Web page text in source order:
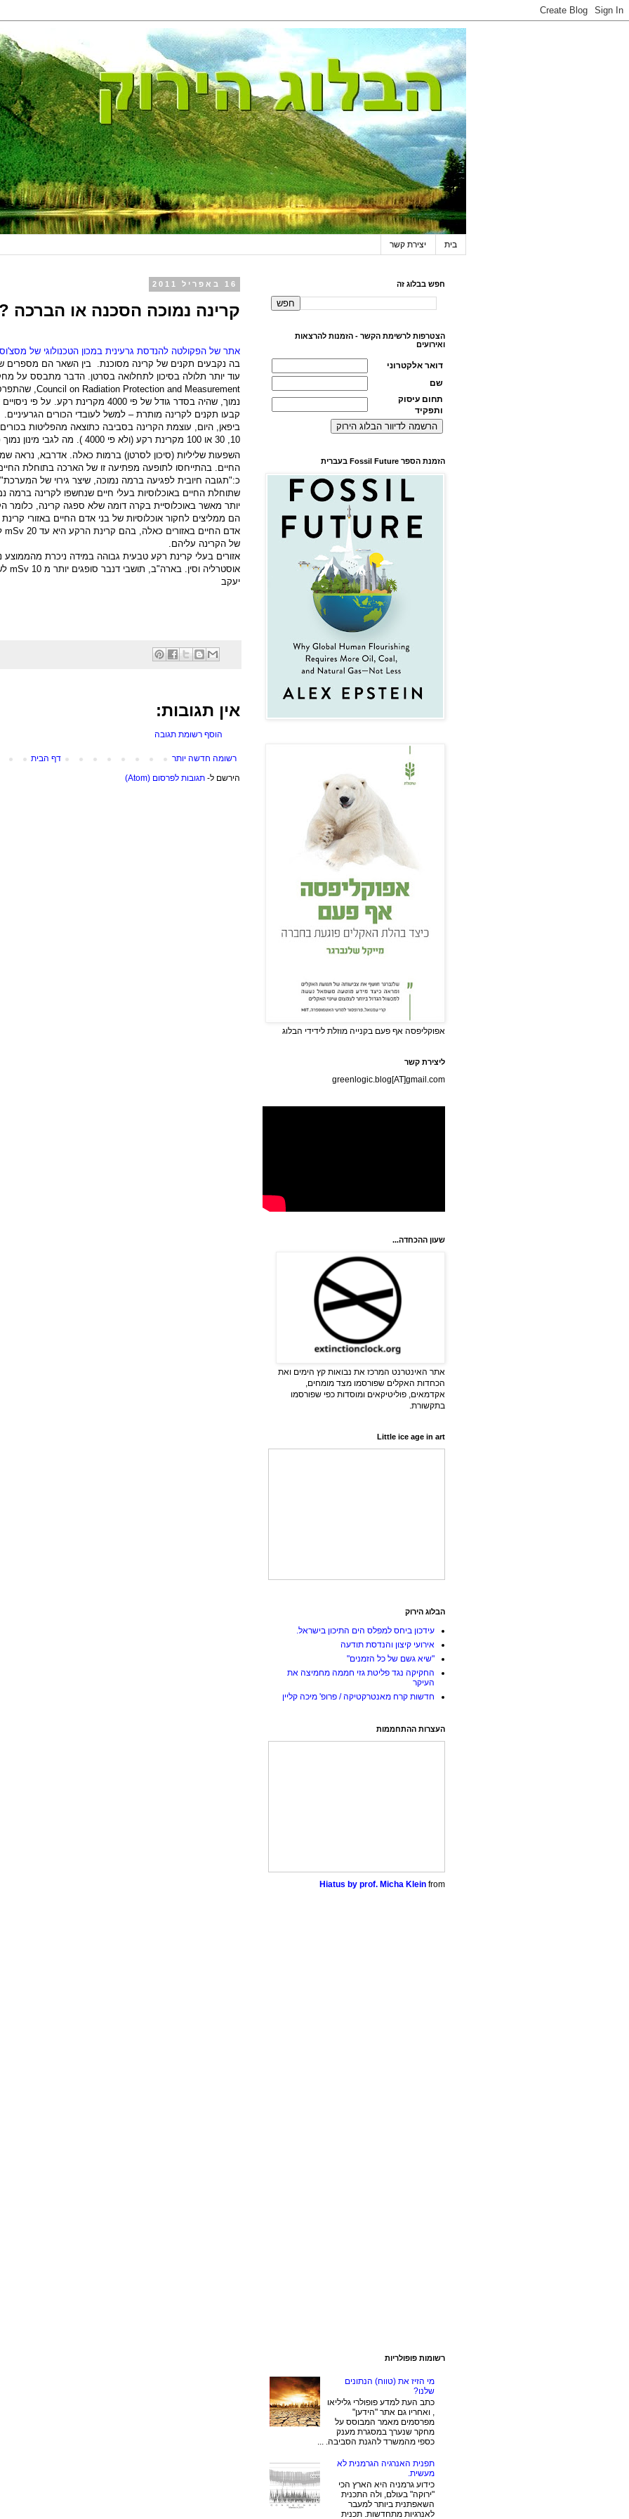
בית יצירת קשר
16 באפריל 2011
קרינה נמוכה הסכנה או הברכה ?
אתר של הפקולטה להנדסת גרעינית במכון הטכנולוגי של
בה נקבעים תקנים של קרינה מסוכנת.
בין השאר הם מספרים
עוד יותר תלולה בסיכון לתחלואה בסרטן. הדבר מתבסס על
Council on Radiation Protection and Measurement
נמוך, שהיה בסדר גודל של פי 4000
קבעו תקנים לקרינה מותרת – למשל לעובדי הכורים הגרעיניים.
ביפאן, היום, עוצמת הקרינה בסביבה כתוצאה מהפליטות
10, 30 או 100 מקרינת רקע (ולא פי 4000 ). מה לגבי מינון נמוך כזה ? ה
השפעות שליליות (סיכון לסרטן) ברמות כאלה. אדרבא, נראה
החיים. בהתייחסו לתופעה מפתיעה זו של הארכה בתוחלת
כ:"תגובה חיובית לפגיעה ברמה נמוכה, שיצר גירוי של
שתוחלת החיים באוכלוסיות בעלי חיים שנחשפו לקרינה ברמה
יותר מאשר באוכלוסיית בקרה דומה שלא ספגה קרינה, כלומר
הם ממליצים לחקור אוכלוסיות של בני אדם החיים באזורי
אדם החיים באזורים כאלה, בהם קרינת הרקע היא עד 20
mSv
של הקרינה עליהם.
אזורים בעלי קרינת רקע טבעית גבוהה במידה ניכרת מהממוצע
אוסטרליה וסין. בארה"ב, תושבי דנבר סופגים יותר מ 10
mSv
יעקב
אין תגובות:
הוסף רשומת תגובה
רשומה חדשה יותר
דף הבית
הירשם ל- תגובות לפרסום (Atom)
חפש בבלוג זה
הצטרפות לרשימת הקשר - הזמנות להרצאות
ואירועים
דואר אלקטרוני
שם
תחום עיסוק
ותפקיד
הזמנת הספר Fossil Future בעברית
אפוקליפסה אף פעם בקנייה מוזלת לידידי הבלוג
ליצירת קשר
greenlogic.blog[AT]gmail.com
שעון ההכחדה...
אתר האינטרנט המרכז את נבואות קץ הימים ואת
הכחדות האקלים שפורסמו מצד מומחים,
אקדמאים, פוליטיקאים ומוסדות כפי שפורסמו
בתקשורת.
Little ice age in art
הבלוג הירוק
עידכון ביחס למפלס הים התיכון בישראל.
אירועי קיצון והנדסת תודעה
"שיא גשם של כל הזמנים"
החקיקה נגד פליטת גזי חממה מחמיצה את
העיקר
חדשות קרח מאנטרקטיקה / פרופ' מיכה קליין
העצרות ההתחממות
Hiatus by prof. Micha Klein from
רשומות פופולריות
מי הזיז את (טווח) הנתונים
שלנו?
כתב העת למדע פופולרי גליליאו
, ואחריו גם אתר "הידען"
מפרסמים מאמר המבוסס על
מחקר שנערך במסגרת מענק
כספי מהמשרד להגנת הסביבה. ...
תפנית האנרגיה הגרמנית לא
מעשית.
כידוע גרמניה היא הארץ הכי
"ירוקה" בעולם, ולה התכנית
השאפתנית ביותר למעבר
לאנרגיות מתחדשות. תכנית